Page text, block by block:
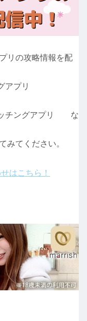
リの攻略情報を配
アプリ
ッチングアプリ な
みてください。
はこちら！